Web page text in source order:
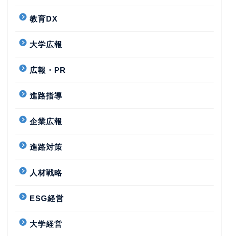
教育DX
大学広報
広報・PR
進路指導
企業広報
進路対策
人材戦略
ESG経営
大学経営